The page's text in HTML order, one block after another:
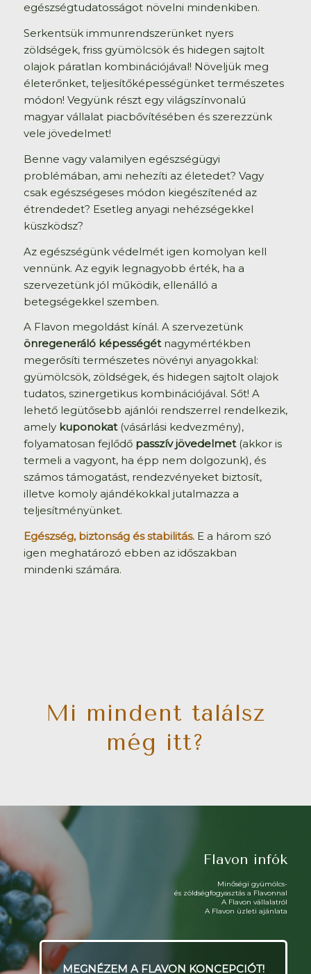
egészségtudatosságot növelni mindenkiben.
Serkentsük immunrendszerünket nyers
zöldségek, friss gyümölcsök és hidegen sajtolt
olajok páratlan kombinációjával! Növeljük meg
életerőnket, teljesítőképességünket természetes
módon! Vegyünk részt egy világszínvonalú
magyar vállalat piacbővítésében és szerezzünk
vele jövedelmet!
Benne vagy valamilyen egészségügyi
problémában, ami nehezíti az életedet? Vagy
csak egészségeses módon kiegészítenéd az
étrendedet? Esetleg anyagi nehézségekkel
küszködsz?
Az egészségünk védelmét igen komolyan kell
vennünk. Az egyik legnagyobb érték, ha a
szervezetünk jól működik, ellenálló a
betegségekkel szemben.
A Flavon megoldást kínál. A szervezetünk
önregeneráló képességétnagymértékben
megerősíti természetes növényi anyagokkal:
gyümölcsök, zöldségek, és hidegen sajtolt olajok
tudatos, szinergetikus kombinációjával. Sőt! A
lehető legütősebb ajánlói rendszerrel rendelkezik,
amely kuponokat(vásárlási kedvezmény),
folyamatosan fejlődő passzív jövedelmet(akkor is
termeli a vagyont, ha épp nem dolgozunk), és
számos támogatást, rendezvényeket biztosít,
illetve komoly ajándékokkal jutalmazza a
teljesítményünket.
Egészség, biztonság és stabilitás.E a három szó
igen meghatározó ebben az időszakban
mindenki számára.
Mi mindent találsz
még itt?
Flavon infók
Minőségi gyümölcs-
és zöldségfogyasztás a Flavonnal
A Flavon vállalatról
A Flavon üzleti ajánlata
MEGNÉZEM A FLAVON KONCEPCIÓT!